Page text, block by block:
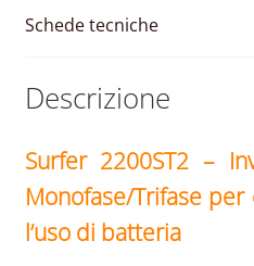
Schede tecniche
Descrizione
Surfer 2200ST2 –
Monofase/Trifase
l’uso di batteria